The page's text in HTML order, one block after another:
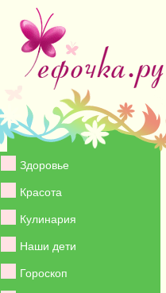
Здоровье
Красота
Кулинария
Наши дети
Гороскоп